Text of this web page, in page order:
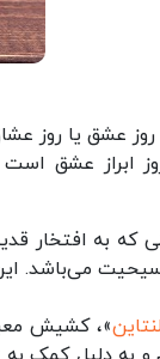
روز عشق یا
به افتخار
می‌باشد. این